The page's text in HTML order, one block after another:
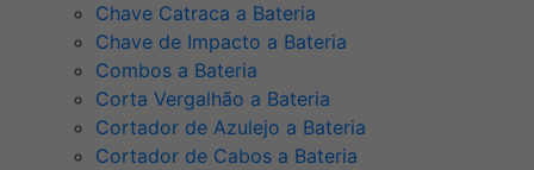
Chave Catraca a Bateria
Chave de Impacto a Bateria
Combos a Bateria
Corta Vergalhão a Bateria
Cortador de Azulejo a Bateria
Cortador de Cabos a Bateria